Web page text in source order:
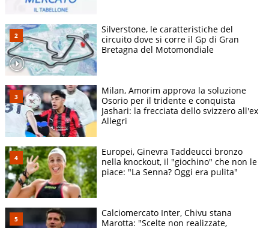
Silverstone, le caratteristiche del
circuito dove si corre il Gp di Gran
Bretagna del Motomondiale
Milan, Amorim approva la soluzione
Osorio per il tridente e conquista
Jashari: la frecciata dello svizzero all'ex
Allegri
Europei, Ginevra Taddeucci bronzo
nella knockout, il "giochino" che non le
piace: "La Senna? Oggi era pulita"
Calciomercato Inter, Chivu stana
Marotta: "Scelte non realizzate,